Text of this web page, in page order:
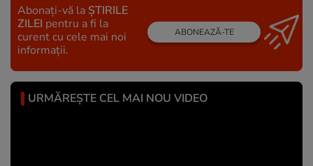
Abonați-vă la ȘTIRILE
ZILEI pentru a fi la
curent cu cele mai noi
informații.
ABONEAZĂ-TE
URMĂREȘTE CEL MAI NOU VIDEO